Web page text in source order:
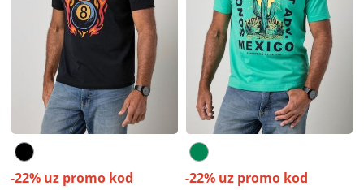
-22% uz promo kod -22% uz promo kod